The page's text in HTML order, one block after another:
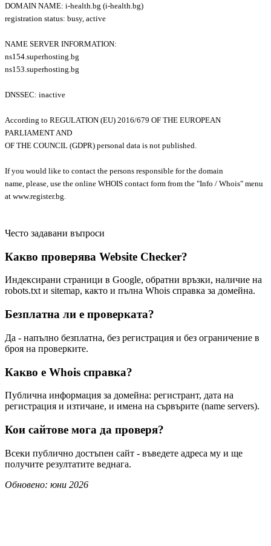
DOMAIN NAME: i-health.bg (i-health.bg)
registration status: busy, active
NAME SERVER INFORMATION:
ns154.superhosting.bg
ns153.superhosting.bg
DNSSEC: inactive
According to REGULATION (EU) 2016/679 OF THE EUROPEAN
PARLIAMENT AND
OF THE COUNCIL (GDPR) personal data is not published.
If you would like to contact the persons responsible for the domain
name, please, use the online WHOIS contact form from the "Info / Whois" menu
at www.register.bg.
Често задавани въпроси
Какво проверява Website Checker?
Индексирани страници в Google, обратни връзки, наличие на
robots.txt и sitemap, както и пълна Whois справка за домейна.
Безплатна ли е проверката?
Да - напълно безплатна, без регистрация и без ограничение в
броя на проверките.
Какво е Whois справка?
Публична информация за домейна: регистрант, дата на
регистрация и изтичане, и имена на сървърите (name servers).
Кои сайтове мога да проверя?
Всеки публично достъпен сайт - въведете адреса му и ще
получите резултатите веднага.
Обновено: юни 2026